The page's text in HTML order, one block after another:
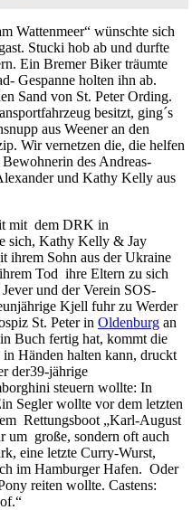
Wattenmeer“ wünschte sich
Stucki hob ab und durfte
Ein Bremer Biker träumte
Gespanne holten ihn ab.
Sand von St. Peter Ording.
besitzt, ging´s
aus Weener an den
Wir vernetzen die, die helfen
des Andreas-
und Kathy Kelly aus
mit dem DRK in
sich, Kathy Kelly & Jay
ihrem Sohn aus der Ukraine
Tod ihre Eltern zu sich
Jever und der Verein SOS-
Kjell fuhr zu Werder
St. Peter in Oldenburg an
Buch fertig hat, kommt die
Händen halten kann, druckt
der39-jährige
steuern wollte: In
Segler wollte vor dem letzten
Rettungsboot „Karl-August
um große, sondern oft auch
eine letzte Curry-Wurst,
im Hamburger Hafen. Oder
reiten wollte. Castens: